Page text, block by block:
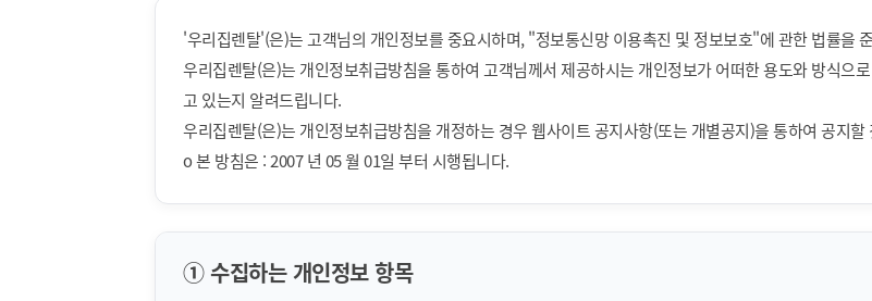
'우리집렌탈'(은)는 고객님의 개인정보를 중요시하며, "정보통신망 이용촉진 및 정보보호"에 관한 법률을
우리집렌탈(은)는 개인정보취급방침을 통하여 고객님께서 제공하시는 개인정보가 어떠한 용도와 방식으
고 있는지 알려드립니다.
우리집렌탈(은)는 개인정보취급방침을 개정하는 경우 웹사이트 공지사항(또는 개별공지)을 통하여 공지할
ο 본 방침은 : 2007 년 05 월 01일 부터 시행됩니다.
① 수집하는 개인정보 항목